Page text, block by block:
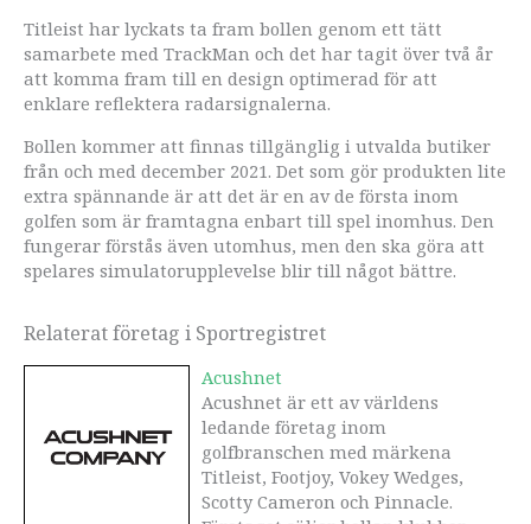
Titleist har lyckats ta fram bollen genom ett tätt
samarbete med TrackMan och det har tagit över två år
att komma fram till en design optimerad för att
enklare reflektera radarsignalerna.
Bollen kommer att finnas tillgänglig i utvalda butiker
från och med december 2021. Det som gör produkten lite
extra spännande är att det är en av de första inom
golfen som är framtagna enbart till spel inomhus. Den
fungerar förstås även utomhus, men den ska göra att
spelares simulatorupplevelse blir till något bättre.
Relaterat företag i Sportregistret
Acushnet
Acushnet är ett av världens
ledande företag inom
golfbranschen med märkena
Titleist, Footjoy, Vokey Wedges,
Scotty Cameron och Pinnacle.